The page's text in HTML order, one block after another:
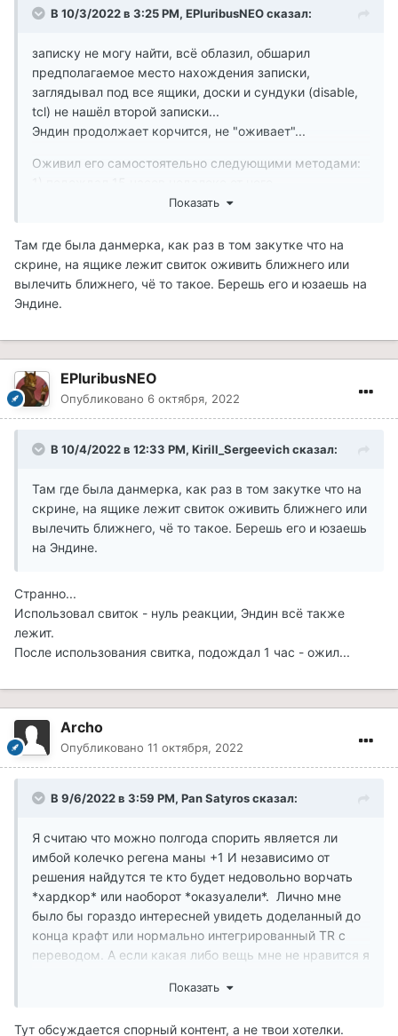
В 10/3/2022 в 3:25 PM, EPluribusNEOсказал:
записку не могу найти, всё облазил, обшарил
предполагаемое место нахождения записки,
заглядывал под все ящики, доски и сундуки (disable,
tcl) не нашёл второй записки...
Эндин продолжает корчится, не "оживает"...
Оживил его самостоятельно следующими методами:
2) убил и воскресил через консоль.
Предполагаю: Эндин заскриптован ожить на подбор
второй записки, но вторую записку найти не могу...
Предлагаю: изменить квест, так, чтобы Эндин сразу
и обычно, убиваем контрабандистов, освобождаем
рабов, говорим с Эндином...
Показать
Там где была данмерка, как раз в том закутке что на
скрине, на ящике лежит свиток оживить ближнего или
вылечить ближнего, чё то такое. Берешь его и юзаешь на
Эндине.
EPluribusNEO
Опубликовано 6 октября, 2022
В 10/4/2022 в 12:33 PM, Kirill_Sergeevichсказал:
Там где была данмерка, как раз в том закутке что на
скрине, на ящике лежит свиток оживить ближнего или
вылечить ближнего, чё то такое. Берешь его и юзаешь
на Эндине.
Странно...
Использовал свиток - нуль реакции, Эндин всё также
лежит.
После использования свитка, подождал 1 час - ожил...
Archo
Опубликовано 11 октября, 2022
В 9/6/2022 в 3:59 PM, Pan Satyrosсказал:
Я считаю что можно полгода спорить является ли
имбой колечко регена маны +1 И независимо от
решения найдутся те кто будет недовольно ворчать
*хардкор* или наоборот *оказуалели*. Лично мне
было бы гораздо интересней увидеть доделанный до
конца крафт или нормально интегрированный TR с
переводом. А если какая либо вещь мне не нравится я
Показать
Тут обсуждается спорный контент, а не твои хотелки.